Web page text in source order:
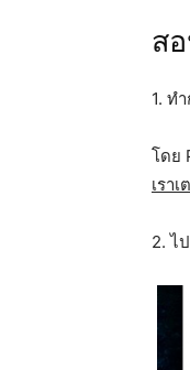
ส
1. ท
โดย
เรา
2. ไ